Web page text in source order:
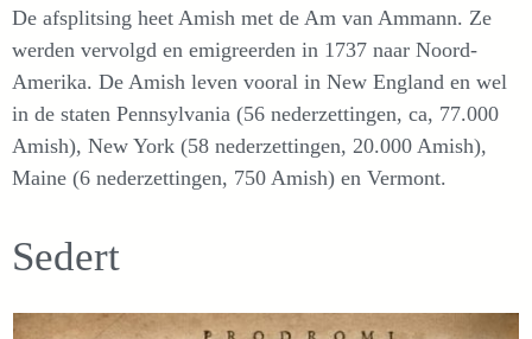
De afsplitsing heet Amish met de Am van Ammann. Ze
werden vervolgd en emigreerden in 1737 naar Noord-
Amerika. De Amish leven vooral in New England en wel
in de staten Pennsylvania (56 nederzettingen, ca, 77.000
Amish), New York (58 nederzettingen, 20.000 Amish),
Maine (6 nederzettingen, 750 Amish) en Vermont.
Sedert